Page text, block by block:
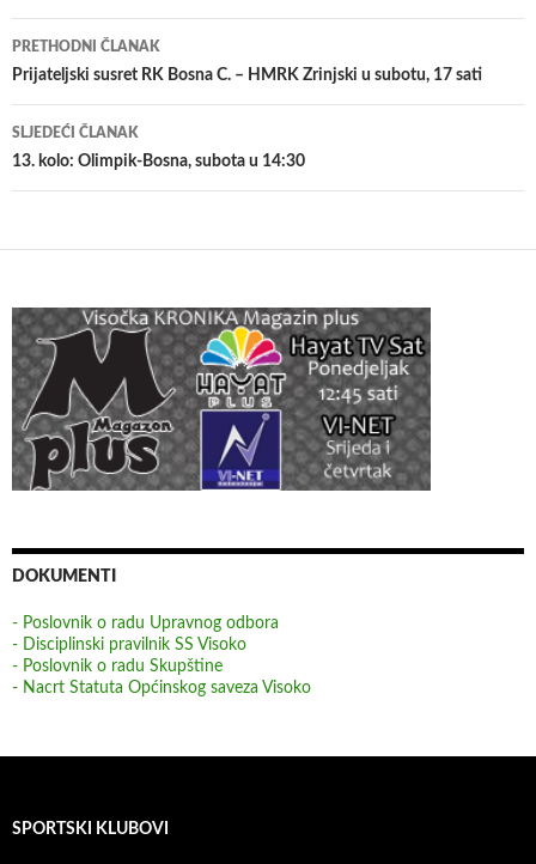
Navigacija
članaka
PRETHODNI ČLANAK
Prijateljski susret RK Bosna C. – HMRK Zrinjski u subotu, 17 sati
SLJEDEĆI ČLANAK
13. kolo: Olimpik-Bosna, subota u 14:30
DOKUMENTI
- Poslovnik o radu Upravnog odbora
- Disciplinski pravilnik SS Visoko
- Poslovnik o radu Skupštine
- Nacrt Statuta Općinskog saveza Visoko
SPORTSKI KLUBOVI